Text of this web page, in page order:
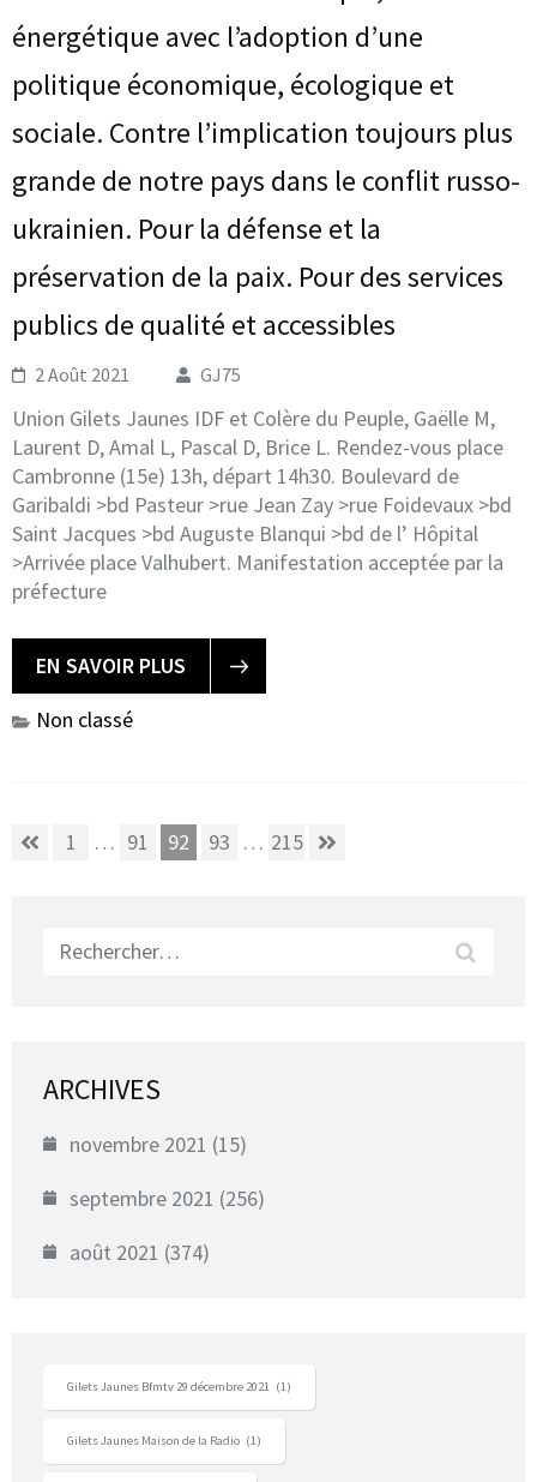
énergétique avec l’adoption d’une
politique économique, écologique et
sociale. Contre l’implication toujours plus
grande de notre pays dans le conflit russo-
ukrainien. Pour la défense et la
préservation de la paix. Pour des services
publics de qualité et accessibles
2 Août 2021 GJ75
Union Gilets Jaunes IDF et Colère du Peuple, Gaëlle M,
Laurent D, Amal L, Pascal D, Brice L. Rendez-vous place
Cambronne (15e) 13h, départ 14h30. Boulevard de
Garibaldi >bd Pasteur >rue Jean Zay >rue Foidevaux >bd
Saint Jacques >bd Auguste Blanqui >bd de l’ Hôpital
>Arrivée place Valhubert. Manifestation acceptée par la
préfecture
EN SAVOIR PLUS
Non classé
Pagination
Page
1 … Page
91 Page
92 Page
93 … Page
215
Rechercher :
ARCHIVES
novembre 2021 (15)
septembre 2021 (256)
août 2021 (374)
Gilets Jaunes Bfmtv 29 décembre 2021 (1)
Gilets Jaunes Maison de la Radio (1)